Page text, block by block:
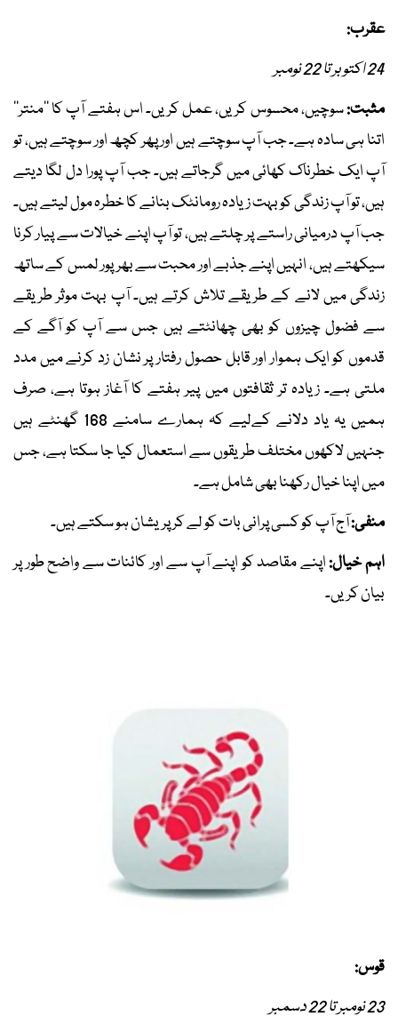
عقرب:
24 اکتوبر تا 22 نومبر
مثبت:سوچیں، محسوس کریں، عمل کریں۔ اس ہفتے آپ کا ’’منتر‘‘
اتنا ہی سادہ ہے۔ جب آپ سوچتے ہیں اور پھر کچھ اور سوچتے ہیں، تو
آپ ایک خطرناک کھائی میں گرجاتے ہیں۔ جب آپ پورا دل لگا دیتے
ہیں، تو آپ زندگی کو بہت زیادہ رومانٹک بنانے کا خطرہ مول لیتے ہیں۔
جب آپ درمیانی راستے پر چلتے ہیں، تو آپ اپنے خیالات سے پیار کرنا
سیکھتے ہیں، انہیں اپنے جذبے اور محبت سے بھرپور لمس کے ساتھ
زندگی میں لانے کے طریقے تلاش کرتے ہیں۔ آپ بہت موثر طریقے
سے فضول چیزوں کو بھی چھانٹتے ہیں جس سے آپ کو آگے کے
قدموں کو ایک ہموار اور قابل حصول رفتار پر نشان زد کرنے میں مدد
ملتی ہے۔ زیادہ تر ثقافتوں میں پیر ہفتے کا آغاز ہوتا ہے، صرف
ہمیں یہ یاد دلانے کےلیے کہ ہمارے سامنے 168 گھنٹے ہیں
جنہیں لاکھوں مختلف طریقوں سے استعمال کیا جا سکتا ہے، جس
میں اپنا خیال رکھنا بھی شامل ہے۔
منفی:آج آپ کو کسی پرانی بات کو لے کر پریشان ہو سکتے ہیں۔
اہم خیال:اپنے مقاصد کو اپنے آپ سے اور کائنات سے واضح طور پر
بیان کریں۔
قوس:
23 نومبر تا 22 دسمبر